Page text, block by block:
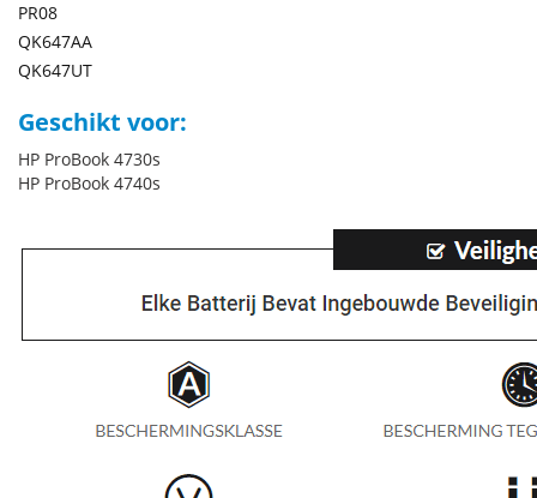
PR08
QK647AA
QK647UT
Geschikt voor:
HP ProBook 4730s
HP ProBook 4740s